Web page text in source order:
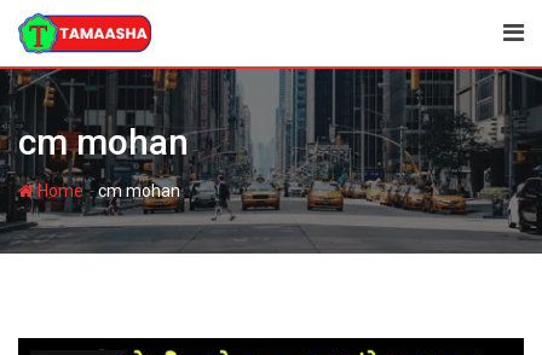
Skip
content
cm mohan
Home-cm mohan